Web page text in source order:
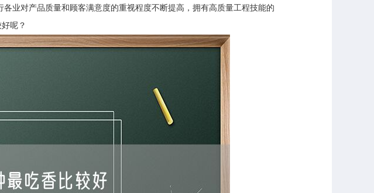
各业对产品质量和顾客满意度的重视程度不断提高，拥有高质量工程技能的
呢？